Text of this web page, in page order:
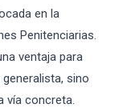
en la
Penitenciarias.
ventaja para
sino
vía concreta.